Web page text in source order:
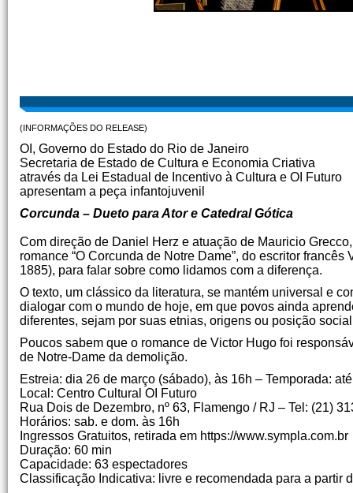
(INFORMAÇÕES DO RELEASE)
OI, Governo do Estado do Rio de Janeiro
Secretaria de Estado de Cultura e Economia Criativa
através da Lei Estadual de Incentivo à Cultura e OI Futuro
apresentam a peça infantojuvenil
Corcunda – Dueto para Ator e Catedral Gótica
Com direção de Daniel Herz e atuação de Mauricio
romance “O Corcunda de Notre Dame”, do escritor francês
1885), para falar sobre como lidamos com a diferença.
O texto, um clássico da literatura, se mantém universal e
dialogar com o mundo de hoje, em que povos ainda
diferentes, sejam por suas etnias, origens ou posição
Poucos sabem que o romance de Victor Hugo foi
de Notre-Dame da demolição.
Estreia: dia 26 de março (sábado), às 16h – Temporada:
Local: Centro Cultural OI Futuro
Rua Dois de Dezembro, nº 63, Flamengo / RJ – Tel: (21)
Horários: sab. e dom. às 16h
Ingressos Gratuitos, retirada em https://www.sympla.com.br
Duração: 60 min
Capacidade: 63 espectadores
Classificação Indicativa: livre e recomendada para a partir